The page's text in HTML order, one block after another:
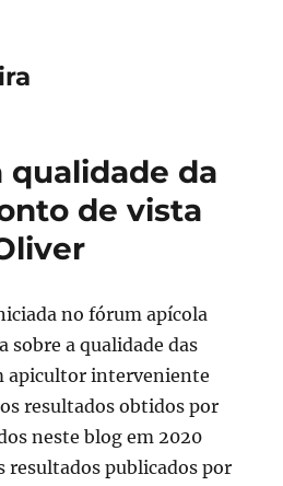
qualidade da
de vista
no fórum apícola
sobre a qualidade das
apicultor interveniente
resultados obtidos por
neste blog em 2020
resultados publicados por